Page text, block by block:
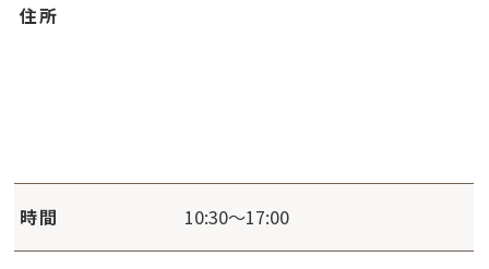
住所
時間 10:30～17:00